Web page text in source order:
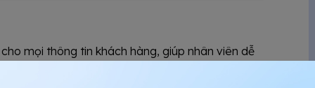
mọi thông tin khách hàng, giúp nhân viên dễ